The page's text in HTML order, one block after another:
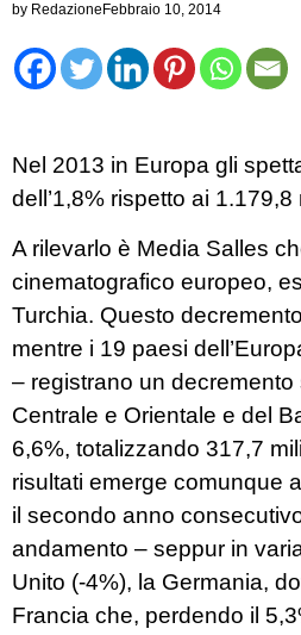
by Redazione Febbraio 10, 2014
Nel 2013 in Europa gli
dell’1,8% rispetto ai
A rilevarlo è Media Salles
cinematografico europeo,
Turchia. Questo
mentre i 19 paesi
– registrano un decremento
Centrale e Orientale e del
6,6%, totalizzando 317,7
risultati emerge comunque
il secondo anno
andamento – seppur in
Unito (-4%), la Germania,
Francia che, perdendo il